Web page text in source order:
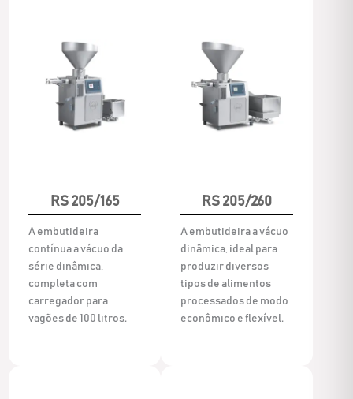
RS 205/165
A embutideira
contínua a vácuo da
série dinâmica,
completa com
carregador para
vagões de 100 litros.
RS 205/260
A embutideira a vácuo
dinâmica, ideal para
produzir diversos
tipos de alimentos
processados de modo
econômico e flexível.